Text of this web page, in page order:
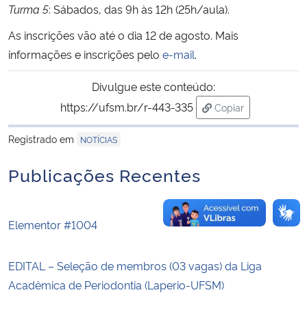
Advocacia-Geral da União
Banco Central do Brasil
Turma 5: Sábados, das 9h às 12h (25h/aula).
As inscrições vão até o dia 12 de agosto. Mais
informações e inscrições pelo e-mail.
Divulgue este conteúdo:
https://ufsm.br/r-443-335
Copiar
para área de
Registrado em
NOTÍCIAS
Publicações Recentes
Elementor #1004
EDITAL – Seleção de membros (03 vagas) da Liga
Acadêmica de Periodontia (Laperio-UFSM)